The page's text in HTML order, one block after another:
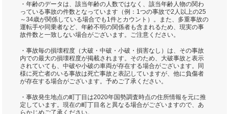
・年齢のデータは、該当年齢の人数ではなく、該当年齢人物の関わ
っている事故の件数となっています（例：1つの事故で2人以上の25
～34歳が関係している場合でも1件とカウント）。また、多重事故の
運転手や同乗者など、年齢不明の関係者も含まれるため、現実の事
故件数と一致しない場合がございます。ご注意ください。
・事故毎の損壊程度（大破・中破・小破・損害なし）は、その事故
内での最大の損壊程度が掲載されます。そのため、大破事故と表示
されていても、中破や小破の車両が存在する場合がございます。同
様に死亡者のいる事故は死亡事故と表記していますが、他に負傷者
が存在する場合がございます。予めご了承ください。
・事故発生地点の町丁目は2020年国勢調査時点の住所情報を元に推
定しています。現在の町丁目名と異なる場合がございますので、あ
らかじめご了承ください。